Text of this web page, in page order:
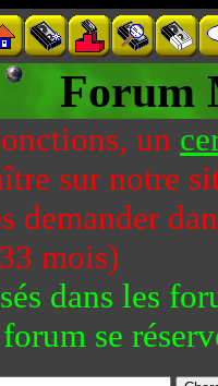
Forum
un
sur notre
demander
mois)
dans les
se